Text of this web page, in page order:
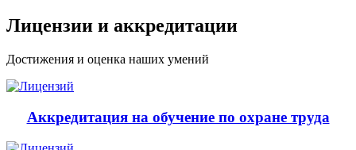
Лицензии и аккредитации
Достижения и оценка наших умений
Аккредитация на обучение по охране труда